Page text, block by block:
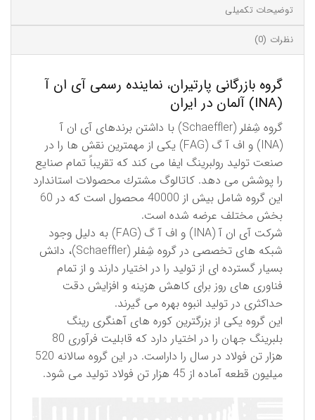
توضیحات تکمیلی
نظرات (0)
گروه بازرگانی پارتیران، نماینده رسمی آی ان آ
(INA) آلمان در ایران
گروه شِفلر (Schaeffler) با داشتن برندهای آی ان آ
(INA) و اف آ گ (FAG) یكی از مهمترین نقش ها را در
صنعت تولید رولبرینگ ایفا می کند كه تقریباً تمام صنایع
را پوشش می دهد. كاتالوگ مشترك محصولات استاندارد
این گروه شامل بیش از 40000 محصول است كه در 60
بخش مختلف عرضه شده است.
شركت آی ان آ (INA) و اف آ گ (FAG) به دلیل وجود
شبكه های تخصصی در گروه شِفلر (Schaeffler)، دانش
بسیار گسترده ای از تولید را در اختیار دارند و از تمام
فناوری های روز برای كاهش هزینه و افزایش دقت
حداكثری در تولید انبوه بهره می گیرند.
این گروه یكی از بزرگترین كوره های آهنگری رینگ
بلبرینگ جهان را در اختیار دارد كه قابلیت فرآوری 80
هزار تن فولاد در سال را داراست. در این گروه سالانه 520
میلیون قطعه آماده از 45 هزار تن فولاد تولید می شود.